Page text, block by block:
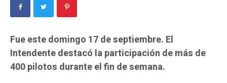
Fue este domingo 17 de septiembre. El
Intendente destacó la participación de más de
400 pilotos durante el fin de semana.